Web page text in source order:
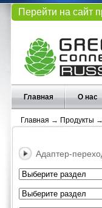
Перейти на сайт
Главная О нас
Главная → Продукты →
Адаптер-